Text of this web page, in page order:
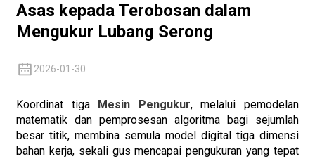
Asas kepada Terobosan dalam
Mengukur Lubang Serong
2026-01-30
Koordinat tiga Mesin Pengukur, melalui pemodelan
matematik dan pemprosesan algoritma bagi sejumlah
besar titik, membina semula model digital tiga dimensi
bahan kerja, sekali gus mencapai pengukuran yang tepat